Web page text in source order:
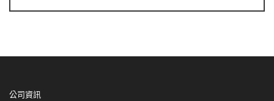
公司資訊